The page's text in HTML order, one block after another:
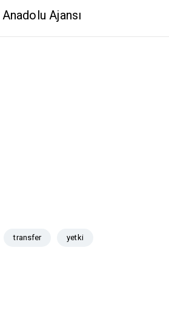
Ajansı
transfer yetki